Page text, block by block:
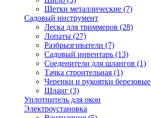
Щетки металлические (7)
Садовый инструмент
Леска для триммеров (28)
Лопаты (27)
Разбрызгиватели (7)
Садовый инвентарь (13)
Соеденители для шлангов (1)
Тачка строительная (1)
Черенки и рукоятки березовые
Шланг (3)
Уплотнитель для окон
Электроустановка